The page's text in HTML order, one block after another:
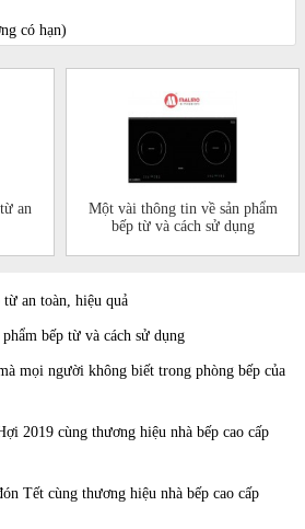
có hạn)
an
Một vài thông tin về sản phẩm
bếp từ và cách sử dụng
an toàn, hiệu quả
bếp từ và cách sử dụng
mọi người không biết trong phòng bếp của
2019 cùng thương hiệu nhà bếp cao cấp
Tết cùng thương hiệu nhà bếp cao cấp